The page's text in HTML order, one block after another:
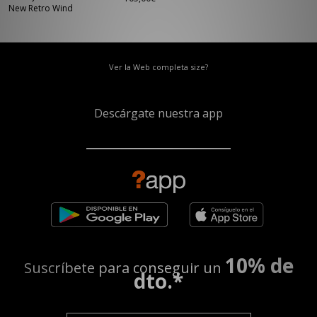
New Retro Wind
Ver la Web completa size?
Descárgate nuestra app
Suscríbete para conseguir un 10% de
dto.*